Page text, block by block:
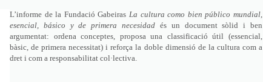
L’informe de la Fundació Gabeiras La cultura como bien público mundial,
esencial, básico y de primera necesidad és un document sòlid i ben
argumentat: ordena conceptes, proposa una classificació útil (essencial,
bàsic, de primera necessitat) i reforça la doble dimensió de la cultura com a
dret i com a responsabilitat col·lectiva.